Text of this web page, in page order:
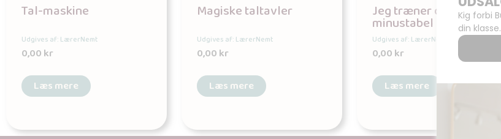
Tal-maskine
Udgives af: LærerNemt
0,00kr
Læs mere
Magiske taltavler
Udgives af: LærerNemt
0,00kr
Læs mere
Jeg træner den lille
minustabel
Udgives af: LærerNemt
0,00kr
Læs mere